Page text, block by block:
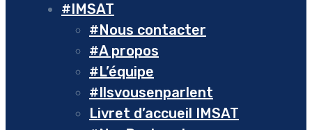
#IMSAT
#Nous contacter
#A propos
#L’équipe
#Ilsvousenparlent
Livret d’accueil IMSAT